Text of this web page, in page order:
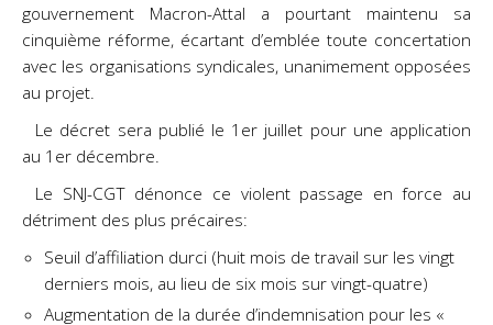
gouvernement Macron-Attal a pourtant maintenu sa
cinquième réforme, écartant d’emblée toute concertation
avec les organisations syndicales, unanimement opposées
au projet.
Le décret sera publié le 1er juillet pour une application
au 1er décembre.
Le SNJ-CGT dénonce ce violent passage en force au
détriment des plus précaires:
Seuil d’affiliation durci (huit mois de travail sur les vingt
derniers mois, au lieu de six mois sur vingt-quatre)
Augmentation de la durée d’indemnisation pour les «